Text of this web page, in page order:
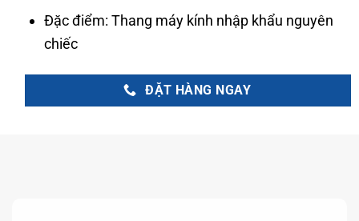
Đặc điểm: Thang máy kính nhập khẩu nguyên
chiếc
ĐẶT HÀNG NGAY